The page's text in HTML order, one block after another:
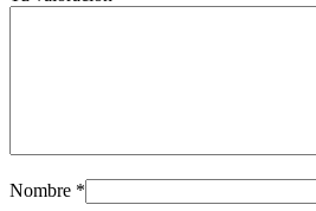
Nombre *